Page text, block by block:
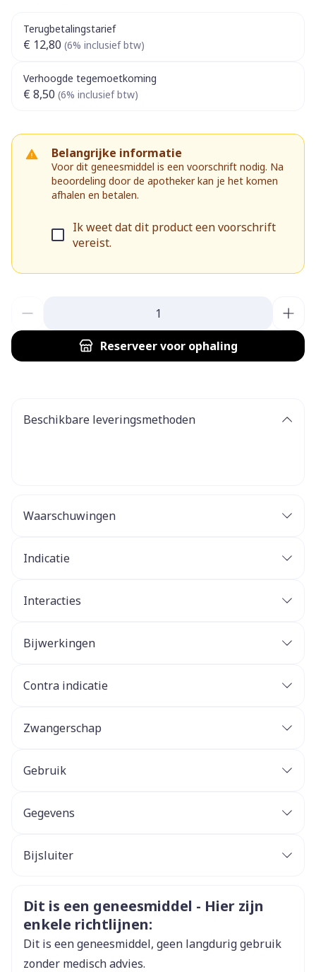
Terugbetalingstarief
€ 12,80 (6% inclusief btw)
Verhoogde tegemoetkoming
€ 8,50 (6% inclusief btw)
Belangrijke informatie
Voor dit geneesmiddel is een voorschrift nodig. Na
beoordeling door de apotheker kan je het komen
afhalen en betalen.
Ik weet dat dit product een voorschrift
vereist.
Reserveervoor ophaling
Beschikbare leveringsmethoden
Waarschuwingen
COPD-exacerbaties
Overgevoeligheid en toedieningsgerelateerde
Indicatie
Interacties
Bijwerkingen
Contra indicatie
Zwangerschap
Gebruik
Gegevens
Breedte 142 mm
Bijsluiter
Duits
Frans Frans
Veiligheidsinformatie
Dit is een geneesmiddel - Hier zijn
enkele richtlijnen:
Dit is een geneesmiddel, geen langdurig gebruik
zonder medisch advies.